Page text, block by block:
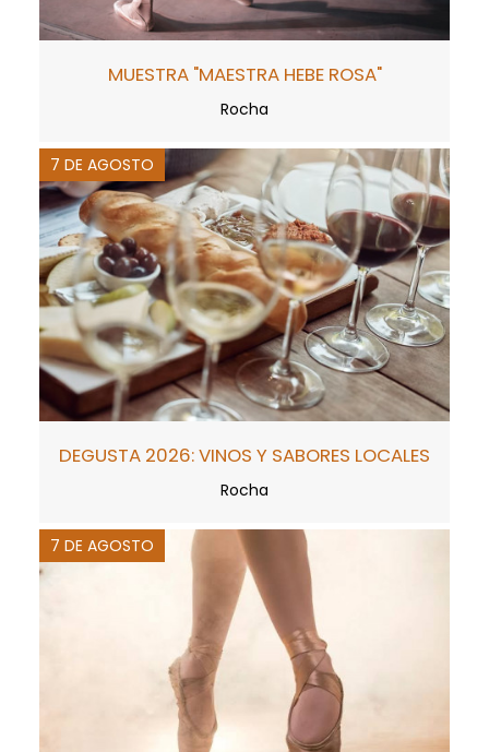
MUESTRA "MAESTRA HEBE ROSA"
Rocha
7 DE AGOSTO
DEGUSTA 2026: VINOS Y SABORES LOCALES
Rocha
7 DE AGOSTO